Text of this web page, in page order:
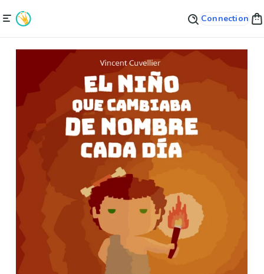
Connection